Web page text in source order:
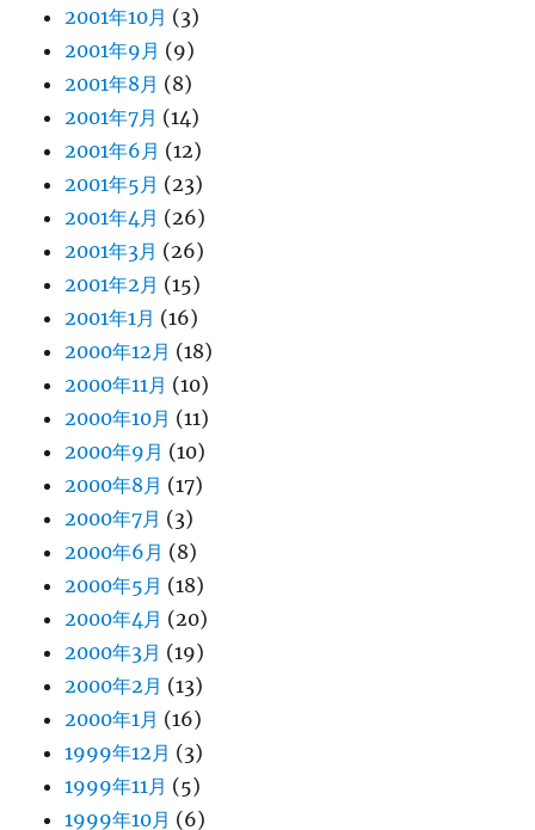
2001年10月 (3)
2001年9月 (9)
2001年8月 (8)
2001年7月 (14)
2001年6月 (12)
2001年5月 (23)
2001年4月 (26)
2001年3月 (26)
2001年2月 (15)
2001年1月 (16)
2000年12月 (18)
2000年11月 (10)
2000年10月 (11)
2000年9月 (10)
2000年8月 (17)
2000年7月 (3)
2000年6月 (8)
2000年5月 (18)
2000年4月 (20)
2000年3月 (19)
2000年2月 (13)
2000年1月 (16)
1999年12月 (3)
1999年11月 (5)
1999年10月 (6)